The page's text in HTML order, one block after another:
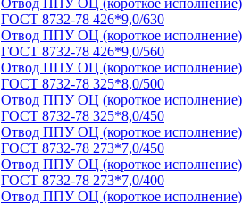
Отвод ППУ ОЦ (короткое исполнение)
ГОСТ 8732-78 426*9,0/630
Отвод ППУ ОЦ (короткое исполнение)
ГОСТ 8732-78 426*9,0/560
Отвод ППУ ОЦ (короткое исполнение)
ГОСТ 8732-78 325*8,0/500
Отвод ППУ ОЦ (короткое исполнение)
ГОСТ 8732-78 325*8,0/450
Отвод ППУ ОЦ (короткое исполнение)
ГОСТ 8732-78 273*7,0/450
Отвод ППУ ОЦ (короткое исполнение)
ГОСТ 8732-78 273*7,0/400
Отвод ППУ ОЦ (короткое исполнение)